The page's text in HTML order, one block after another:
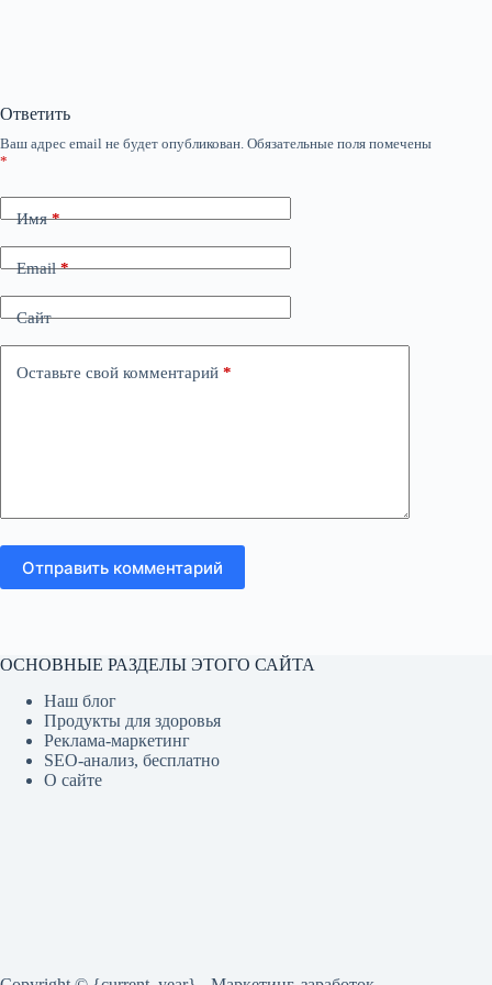
Ответить
Ваш адрес email не будет опубликован. Обязательные поля помечены
*
Имя*
Email*
Сайт
Оставьте свой комментарий *
Отправить комментарий
ОСНОВНЫЕ РАЗДЕЛЫ ЭТОГО САЙТА
Наш блог
Продукты для здоровья
Реклама-маркетинг
SEO-анализ, бесплатно
О сайте